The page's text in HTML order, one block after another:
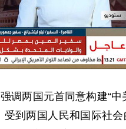
两国元首同意构建“
到两国人民和国际社